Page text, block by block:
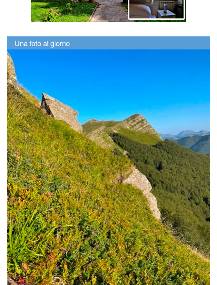
Una foto al giorno